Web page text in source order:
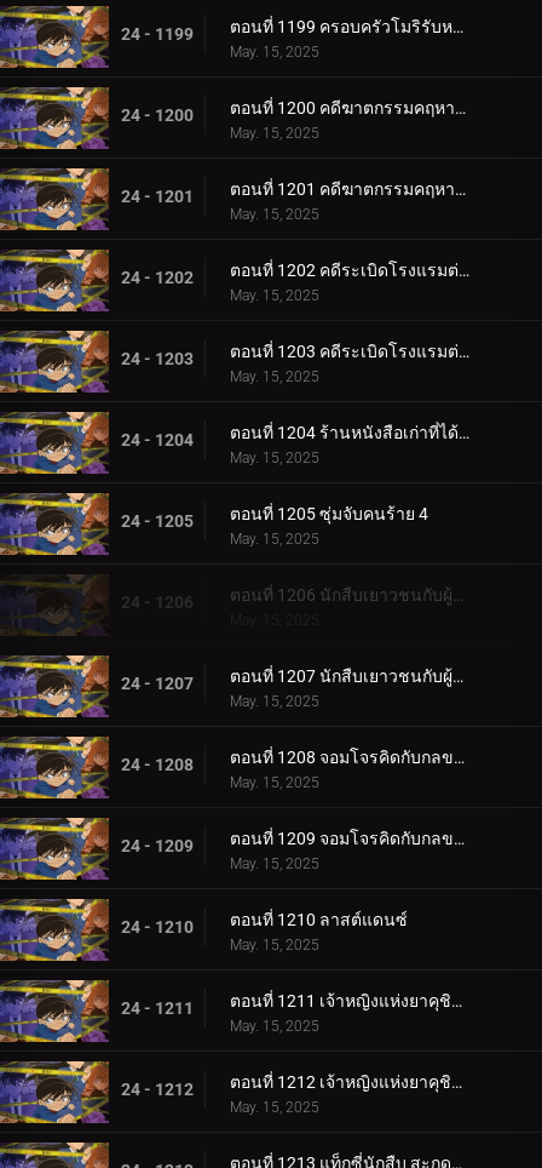
24 - 1199 ตอนที่ 1199 ครอบครัวโมริรับหน้าที่เฝ้าบ้าน
May. 15, 2025
24 - 1200 ตอนที่ 1200 คดีฆาตกรรมคฤหาสน์รัมโป (ตอนแรก)
May. 15, 2025
24 - 1201 ตอนที่ 1201 คดีฆาตกรรมคฤหาสน์รัมโป (ตอนจบ)
May. 15, 2025
24 - 1202 ตอนที่ 1202 คดีระเบิดโรงแรมต่อเนื่อง (ตอนแรก)
May. 15, 2025
24 - 1203 ตอนที่ 1203 คดีระเบิดโรงแรมต่อเนื่อง (ตอนจบ)
May. 15, 2025
24 - 1204 ตอนที่ 1204 ร้านหนังสือเก่าที่ได้ยินเสียงหวูด 4
May. 15, 2025
24 - 1205 ตอนที่ 1205 ซุ่มจับคนร้าย 4
May. 15, 2025
24 - 1206
May. 15, 2025
24 - 1207 ตอนที่ 1207 นักสืบเยาวชนกับผู้ดูแลทั้งสอง (ตอนจบ)
May. 15, 2025
24 - 1208 ตอนที่ 1208 จอมโจรคิดกับกลขโมยมงกุฎ (ตอนแรก)
May. 15, 2025
24 - 1209 ตอนที่ 1209 จอมโจรคิดกับกลขโมยมงกุฎ (ตอนจบ)
May. 15, 2025
24 - 1210 ตอนที่ 1210 ลาสต์แดนซ์
May. 15, 2025
24 - 1211 ตอนที่ 1211 เจ้าหญิงแห่งยาคุชิมะ (ตอนแรก)
May. 15, 2025
24 - 1212 ตอนที่ 1212 เจ้าหญิงแห่งยาคุชิมะ (ตอนจบ)case-closed-1x1210
May. 15, 2025
ตอนที่ 1213 แท็กซี่นักสืบ สะกดรอย 2